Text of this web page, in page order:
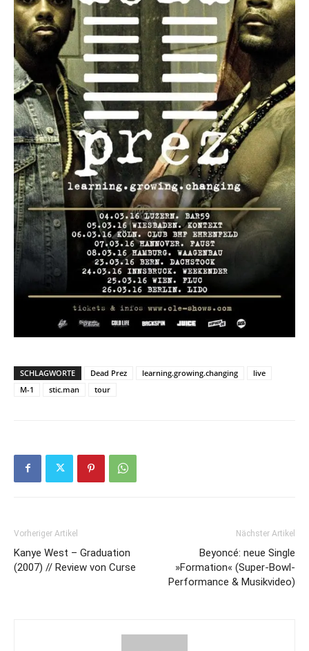
SCHLAGWORTE Dead Prez learning.growing.changing
live
M-1
stic.man tour
Vorheriger Artikel
Kanye West – Graduation
(2007) // Review von Curse
Nächster Artikel
Beyoncé: neue Single
»Formation« (Super-Bowl-
Performance & Musikvideo)